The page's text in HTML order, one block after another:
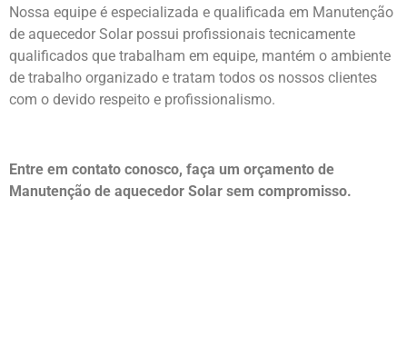
Nossa equipe é especializada e qualificada em Manutenção
de aquecedor Solar possui profissionais tecnicamente
qualificados que trabalham em equipe, mantém o ambiente
de trabalho organizado e tratam todos os nossos clientes
com o devido respeito e profissionalismo.
Entre em contato conosco, faça um orçamento de
Manutenção de aquecedor Solar sem compromisso.